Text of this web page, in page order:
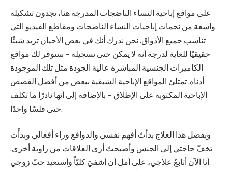
على مواقع إباحية النساء الناضجات المدرجة هنا، تجدون تشكيلة
واسعة من نجمات إباحيات النساء الناضجات ومقاطع الفيديو التي
تناسب جميع الأذواق. نحن ندرك أنك في بعض الأحيان تريد شيئًا
حقيقيًا للغاية لدرجة أنه لا يمكن حتى تسجيله – ستوفر لك مواقع
الكاميرات الجنسية المباشرة عالية الجودة مثل تلك الموجودة
أدناه. تمتلئ المواقع الإباحية الشبقية ببعض من أفضل القصص
الإباحية المكتوبة على الإطلاق – بالإضافة إلى أنها نادرًا ما تكلف
حتى فلسًا واحدًا.
وبِفضل هذا العلاج بدأتُ أفهم نفسي والدوافع وراء أفعالي وبدأَت
تخفّ حاجتي إلى الجنس وأصبحتُ أرى العلاقات من زاوية أخرى.
أنا الآن أتابعُ علاجي، على أمل أن أشفيَ كليّاً وأستعيد حبّ زوجي